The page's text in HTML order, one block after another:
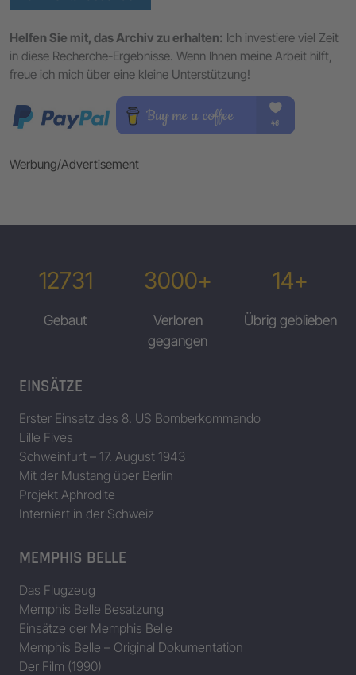
Helfen Sie mit, das Archiv zu erhalten: Ich investiere viel Zeit
in diese Recherche-Ergebnisse. Wenn Ihnen meine Arbeit hilft,
freue ich mich über eine kleine Unterstützung!
Werbung/Advertisement
12731
Gebaut
3000+
Verloren
gegangen
14+
Übrig geblieben
EINSÄTZE
Erster Einsatz des 8. US Bomberkommando
Lille Fives
Schweinfurt – 17. August 1943
Mit der Mustang über Berlin
Projekt Aphrodite
Interniert in der Schweiz
MEMPHIS BELLE
Das Flugzeug
Memphis Belle Besatzung
Einsätze der Memphis Belle
Memphis Belle – Original Dokumentation
Der Film (1990)